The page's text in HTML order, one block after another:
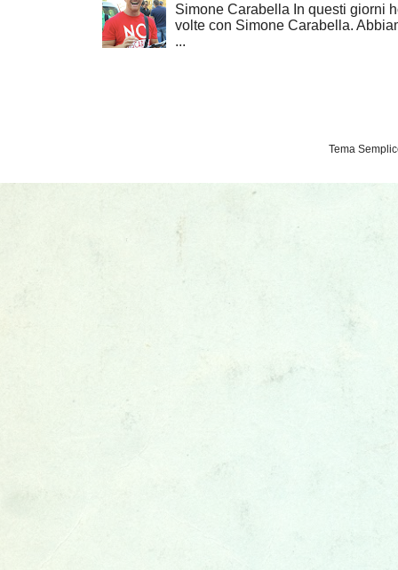
Simone Carabella In questi giorni
volte con Simone Carabella.
...
Tema